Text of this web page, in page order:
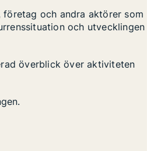
företag och andra aktörer som
och utvecklingen
överblick över aktiviteten